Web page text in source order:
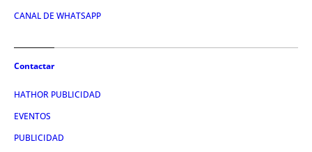
CANAL DE WHATSAPP
Contactar
HATHOR PUBLICIDAD
EVENTOS
PUBLICIDAD